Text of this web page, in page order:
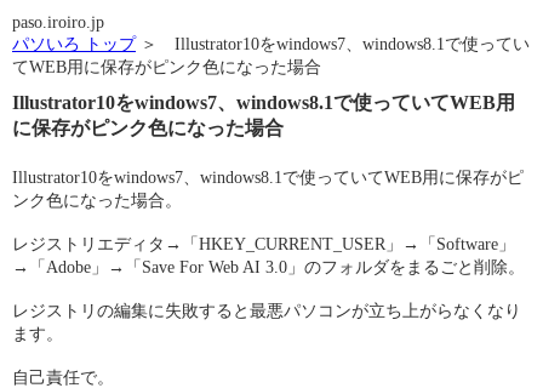
paso.iroiro.jp
パソいろ トップ＞ Illustrator10をwindows7、windows8.1で使ってい
てWEB用に保存がピンク色になった場合
Illustrator10をwindows7、windows8.1で使っていてWEB用
に保存がピンク色になった場合
Illustrator10をwindows7、windows8.1で使っていてWEB用に保存がピ
ンク色になった場合。
レジストリエディタ→「HKEY_CURRENT_USER」→「Software」
→「Adobe」→「Save For Web AI 3.0」のフォルダをまるごと削除。
レジストリの編集に失敗すると最悪パソコンが立ち上がらなくなり
ます。
自己責任で。